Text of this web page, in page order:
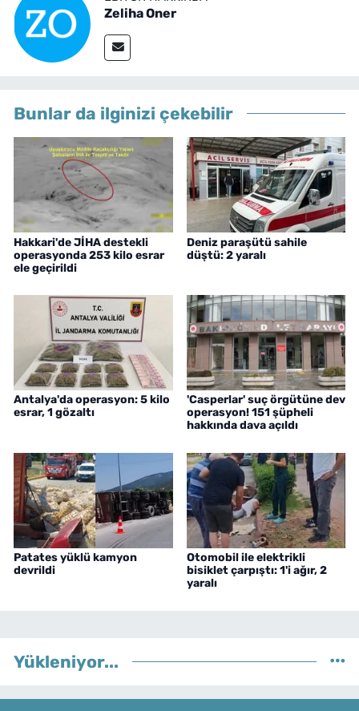
Zeliha Oner
Bunlar da ilginizi çekebilir
Hakkari'de JİHA destekli
operasyonda 253 kilo esrar
ele geçirildi
Deniz paraşütü sahile
düştü: 2 yaralı
Antalya'da operasyon: 5 kilo
esrar, 1 gözaltı
'Casperlar' suç örgütüne dev
operasyon! 151 şüpheli
hakkında dava açıldı
Patates yüklü kamyon
devrildi
Otomobil ile elektrikli
bisiklet çarpıştı: 1'i ağır, 2
yaralı
Yükleniyor...